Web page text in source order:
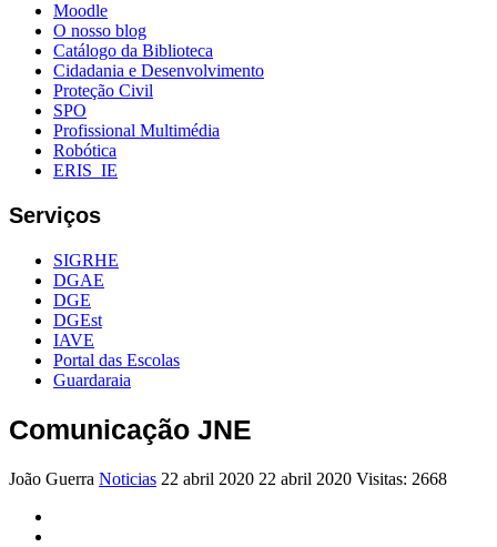
Moodle
O nosso blog
Catálogo da Biblioteca
Cidadania e Desenvolvimento
Proteção Civil
SPO
Profissional Multimédia
Robótica
ERIS_IE
Serviços
SIGRHE
DGAE
DGE
DGEst
IAVE
Portal das Escolas
Guardaraia
Comunicação JNE
João Guerra Noticias 22 abril 2020 22 abril 2020 Visitas: 2668